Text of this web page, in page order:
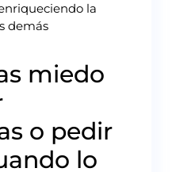
la
demás
miedo
o pedir
lo